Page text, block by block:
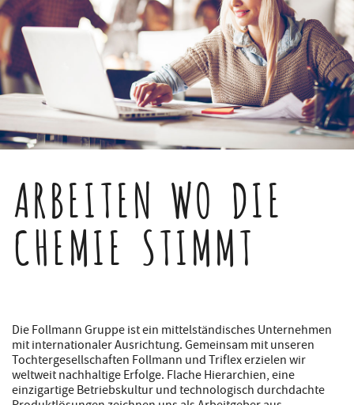
ARBEITEN WO DIE
CHEMIE STIMMT
Die Follmann Gruppe ist ein mittelständisches Unternehmen
mit internationaler Ausrichtung. Gemeinsam mit unseren
Tochtergesellschaften Follmann und Triflex erzielen wir
weltweit nachhaltige Erfolge. Flache Hierarchien, eine
einzigartige Betriebskultur und technologisch durchdachte